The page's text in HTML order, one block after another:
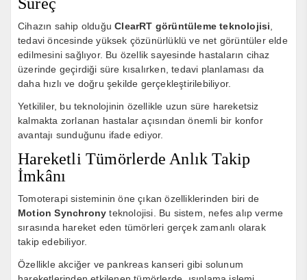
Cihazın sahip olduğuClearRT görüntüleme teknolojisi
tedavi öncesinde yüksek çözünürlüklü ve net görüntüler elde
edilmesini sağlıyor. Bu özellik sayesinde hastaların cihaz
üzerinde geçirdiği süre kısalırken, tedavi planlaması da
daha hızlı ve doğru şekilde gerçekleştirilebiliyor.
Yetkililer, bu teknolojinin özellikle uzun süre hareketsiz
kalmakta zorlanan hastalar açısından önemli bir konfor
avantajı sunduğunu ifade ediyor.
Hareketli Tümörlerde Anlık Takip
İmkânı
Tomoterapi sisteminin öne çıkan özelliklerinden biri de
Motion Synchrony teknolojisi. Bu sistem, nefes alıp verme
sırasında hareket eden tümörleri gerçek zamanlı olarak
takip edebiliyor.
Özellikle akciğer ve pankreas kanseri gibi solunum